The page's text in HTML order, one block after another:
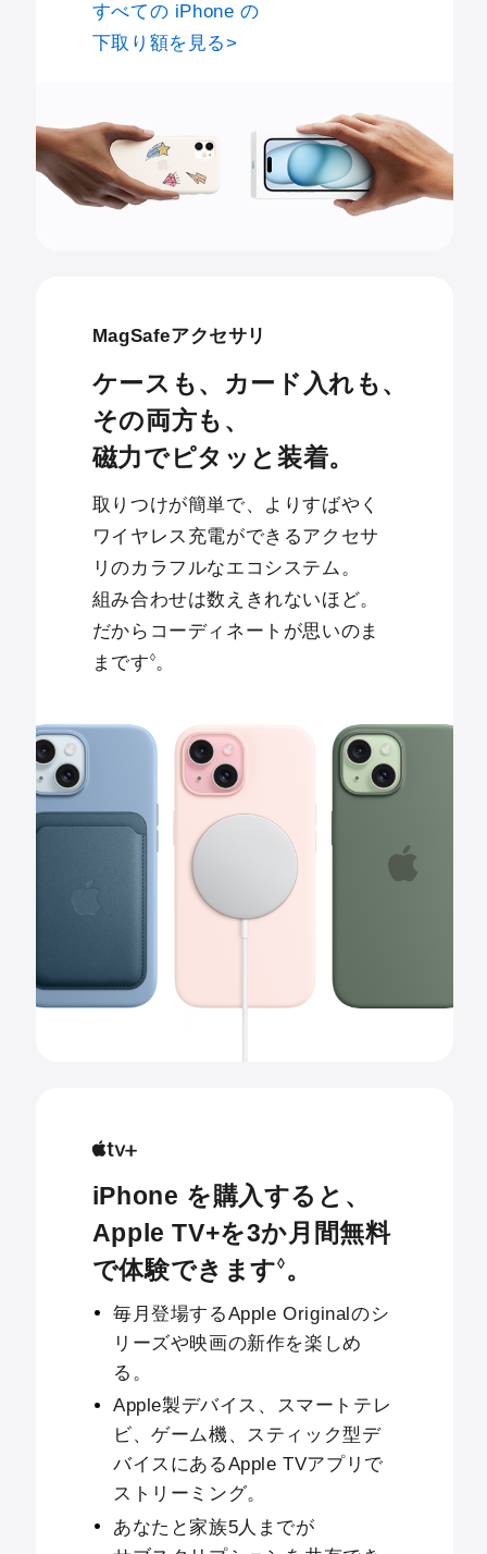
すべての iPhone の
下取り額を見る>
MagSafeアクセサリ
ケースも、カード入れも、
その両方も、
磁力でピタッと装着。
取りつけが簡単で、よりすばやく
ワイヤレス充電ができるアクセサ
リのカラフルなエコシステム。
組み合わせは数えきれないほど。
だからコーディネートが思いのま
まです◊。
iPhone を購入すると、
Apple TV+を3か月間無料
で体験できます◊ 。
毎月登場するApple Originalのシ
リーズや映画の新作を楽しめ
る。
Apple製デバイス、スマートテレ
ビ、ゲーム機、スティック型デ
バイスにあるApple TVアプリで
ストリーミング。
あなたと家族5人までが